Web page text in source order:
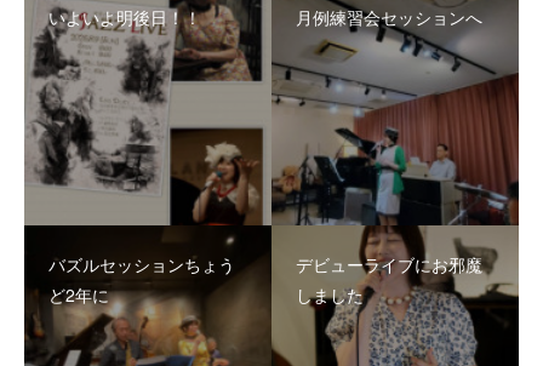
いよいよ明後日！！ 月例練習会セッションへ
バズルセッションちょう
ど2年に
デビューライブにお邪魔
しました